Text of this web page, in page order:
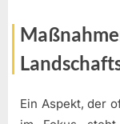
Ein Aspekt, der